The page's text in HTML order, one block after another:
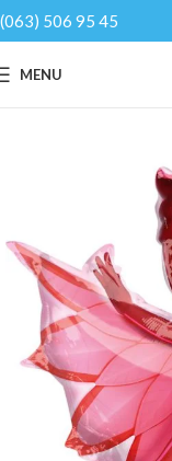
(063) 506 95 45
MENU